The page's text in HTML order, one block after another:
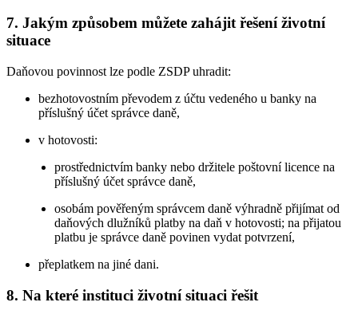
7. Jakým způsobem můžete zahájit řešení životní
situace
Daňovou povinnost lze podle ZSDP uhradit:
bezhotovostním převodem z účtu vedeného u banky na
příslušný účet správce daně,
v hotovosti:
prostřednictvím banky nebo držitele poštovní licence na
příslušný účet správce daně,
osobám pověřeným správcem daně výhradně přijímat od
daňových dlužníků platby na daň v hotovosti; na přijatou
platbu je správce daně povinen vydat potvrzení,
přeplatkem na jiné dani.
8. Na které instituci životní situaci řešit